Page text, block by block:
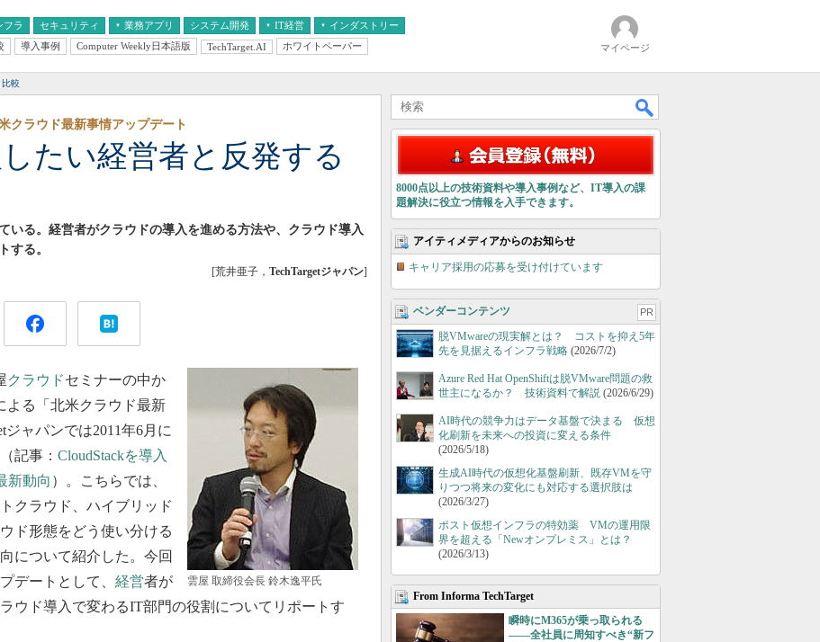
フラ セキュリティ 業務アプリ
ズAI
システム開発 IT経営
経営とIT
インダストリー
医療IT
導入事例 Computer Weekly日本語版 TechTarget.AI ホワイトペーパー マイページ
比較
たい経営者と反発する
ラウド最新事情アップデート
いる。経営者がクラウドの導入を進める方法や、クラウド導入
する。
[荒井亜子， TechTargetジャパン]
雲屋 取締役会長 鈴木逸平氏
クラウドセミナーの中か
よる「北米クラウド最新
ジャパンでは2011年6月に
記事： CloudStackを導入
新動向 ）。こちらでは、
クラウド、ハイブリッド
ド形態をどう使い分ける
について紹介した。今回
デートとして、 経営者が
ウド導入で変わるIT部門の役割についてリポートす
8000点以上の技術資料や導入事例など、IT導入の課
題解決に役立つ情報を入手できます。
アイティメディアからのお知らせ
キャリア採用の応募を受け付けています
ベンダーコンテンツ PR
脱VMwareの現実解とは？ コストを抑え5年
先を見据えるインフラ戦略 (2026/7/2)
Azure Red Hat OpenShiftは脱VMware問題の救
世主になるか？ 技術資料で解説 (2026/6/29)
AI時代の競争力はデータ基盤で決まる 仮想
化刷新を未来への投資に変える条件
(2026/5/18)
生成AI時代の仮想化基盤刷新、既存VMを守
りつつ将来の変化にも対応する選択肢は
(2026/3/27)
ポスト仮想インフラの特効薬 VMの運用限
界を超える「Newオンプレミス」とは？
(2026/3/13)
From Informa TechTarget
瞬時にM365が乗っ取られる
――全社員に周知すべき“新フ